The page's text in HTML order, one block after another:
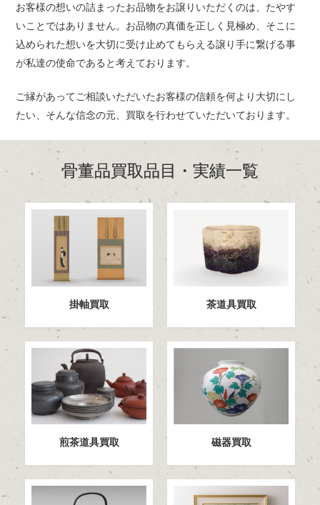
お客様の想いの詰まったお品物をお譲りいただくのは、たやす
いことではありません。 お品物の真価を正しく見極め、そこに
込められた想いを大切に受け止めてもらえる譲り手に繋げる事
が私達の使命であると考えております。
ご縁があってご相談いただいたお客様の信頼を何より大切にし
たい、 そんな信念の元、買取を行わせていただいております。
骨董品買取品目・実績一覧
掛軸買取 茶道具買取
煎茶道具買取 磁器買取